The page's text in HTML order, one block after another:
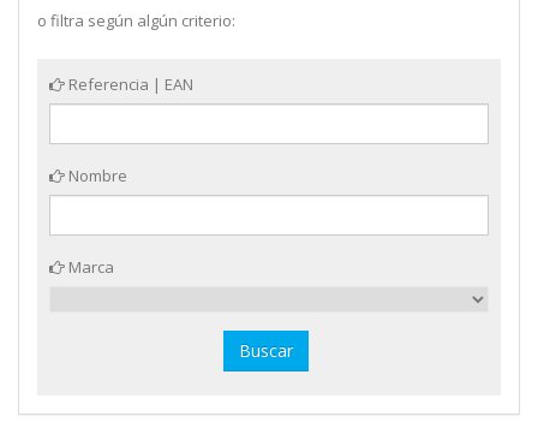
o filtra según algún criterio:
Referencia | EAN
Nombre
Marca